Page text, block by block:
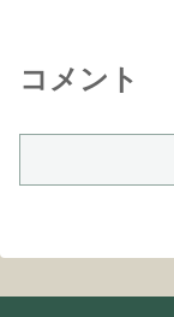
コメント